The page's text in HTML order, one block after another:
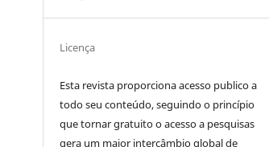
Licença
Esta revista proporciona acesso publico a
todo seu conteúdo, seguindo o princípio
que tornar gratuito o acesso a pesquisas
gera um maior intercâmbio global de